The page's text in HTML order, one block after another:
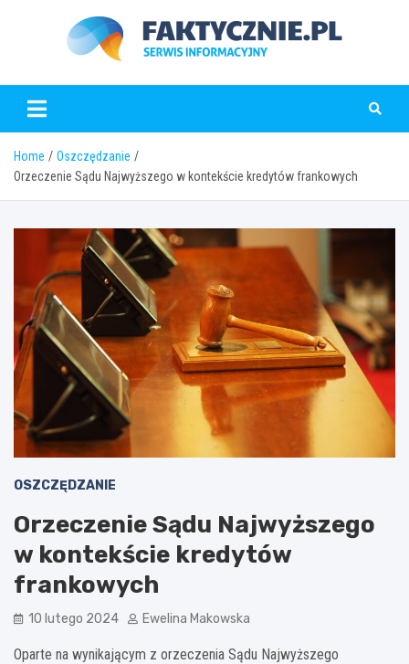
faktycznie.pl
Home
Oszczędzanie
Orzeczenie Sądu Najwyższego w kontekście kredytów frankowych
OSZCZĘDZANIE
Orzeczenie Sądu Najwyższego
w kontekście kredytów
frankowych
10 lutego 2024 Ewelina Makowska
Oparte na wynikającym z orzeczenia Sądu Najwyższego